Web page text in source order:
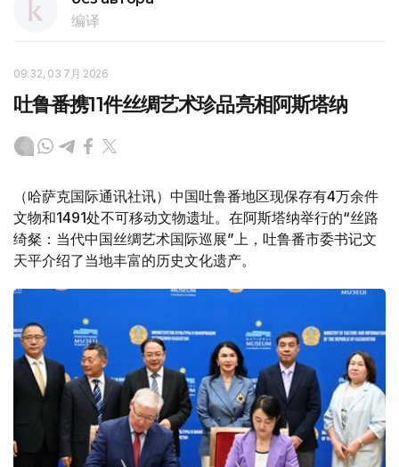
编译
09:32, 03 7月 2026
吐鲁番携11件丝绸艺术珍品亮相阿斯塔纳
（哈萨克国际通讯社讯）中国吐鲁番地区现保存有4万余件
文物和1491处不可移动文物遗址。在阿斯塔纳举行的“丝路
绮粲：当代中国丝绸艺术国际巡展”上，吐鲁番市委书记文
天平介绍了当地丰富的历史文化遗产。